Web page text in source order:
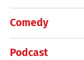
Comedy
Podcast